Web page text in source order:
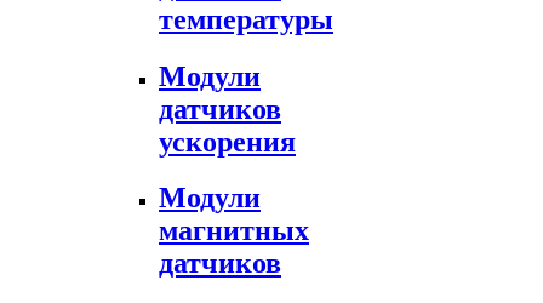
температуры
Модули
датчиков
ускорения
Модули
магнитных
датчиков